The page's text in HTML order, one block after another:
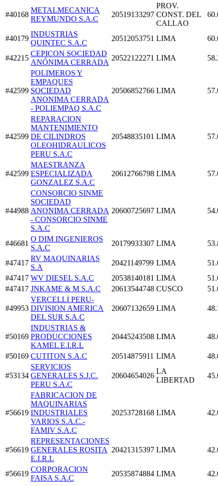
#40168
METALMECANICA
REYMUNDO S.A.C
20519133297
PROV.
CONST. DEL
CALLAO
#40179
INDUSTRIAS
QUINTEC S.A.C
20512053751 LIMA
#42215
CEPICON SOCIEDAD
ANÓNIMA CERRADA
20522122271 LIMA
#42599
POLIMEROS Y
EMPAQUES
SOCIEDAD
ANONIMA CERRADA
- POLIEMPAQ S.A.C
20506852766 LIMA
#42599
REPARACION
MANTENIMIENTO
DE CILINDROS
OLEOHIDRAULICOS
PERU S.A.C
20548835101 LIMA
#42599
MAESTRANZA
ESPECIALIZADA
GONZALEZ S.A.C
20612766798 LIMA
#44988
CONSORCIO SINME
SOCIEDAD
ANONIMA CERRADA
- CONSORCIO SINME
S.A.C
20600725697 LIMA
#46681
O DIM INGENIEROS
S.A.C
20179933307 LIMA
#47417
RV MAQUINARIAS
S.A
20421149799 LIMA
#47417 WV DIESEL S.A.C 20538140181 LIMA
#47417 JNKAME & M S.A.C 20613544748 CUSCO
#49953
VERCELLI PERU-
DIVISION AMERICA
DEL SUR S.A.C
20607132659 LIMA
#50169
INDUSTRIAS &
PRODUCCIONES
KAMEL E.I.R.L
20445243508 LIMA
#50169 CUTITON S.A.C 20514875911 LIMA
#53134
SERVICIOS
GENERALES S.J.C.
PERU S.A.C
20604654026
LA
LIBERTAD
#56619
FABRICACION DE
MAQUINARIAS
INDUSTRIALES
VARIOS S.A.C.-
FAMIV S.A.C
20253728168 LIMA
#56619
REPRESENTACIONES
GENERALES ROSITA
E.I.R.L
20421315397 LIMA
#56619
CORPORACION
FAISA S.A.C
20535874884 LIMA